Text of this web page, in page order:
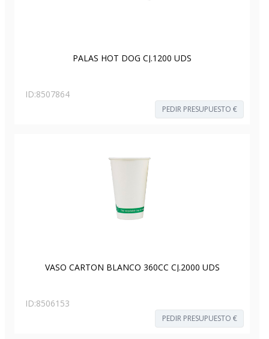
PALAS HOT DOG CJ.1200 UDS
ID:8507864
PEDIR PRESUPUESTO €
VASO CARTON BLANCO 360CC CJ.2000 UDS
ID:8506153
PEDIR PRESUPUESTO €